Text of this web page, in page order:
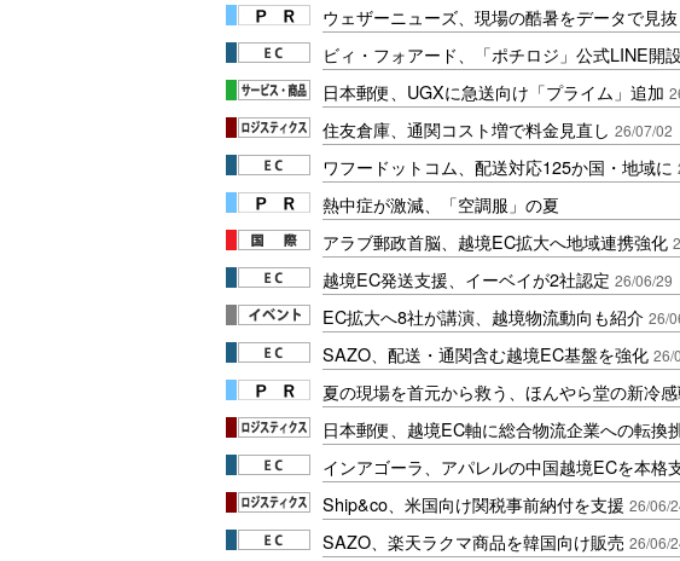
ウェザーニューズ、現場の酷暑をデータで見抜
ビィ・フォアード、「ポチロジ」公式LINE開設
日本郵便、UGXに急送向け「プライム」追加
住友倉庫、通関コスト増で料金見直し 26/07/02
ワフードットコム、配送対応125か国・地域に
熱中症が激減、「空調服」の夏
アラブ郵政首脳、越境EC拡大へ地域連携強化
越境EC発送支援、イーベイが2社認定 26/06/29
EC拡大へ8社が講演、越境物流動向も紹介 26/
SAZO、配送・通関含む越境EC基盤を強化 26/
夏の現場を首元から救う、ほんやら堂の新冷
日本郵便、越境EC軸に総合物流企業への転換
インアゴーラ、アパレルの中国越境ECを本格
Ship&co、米国向け関税事前納付を支援 26/06/
SAZO、楽天ラクマ商品を韓国向け販売 26/06/